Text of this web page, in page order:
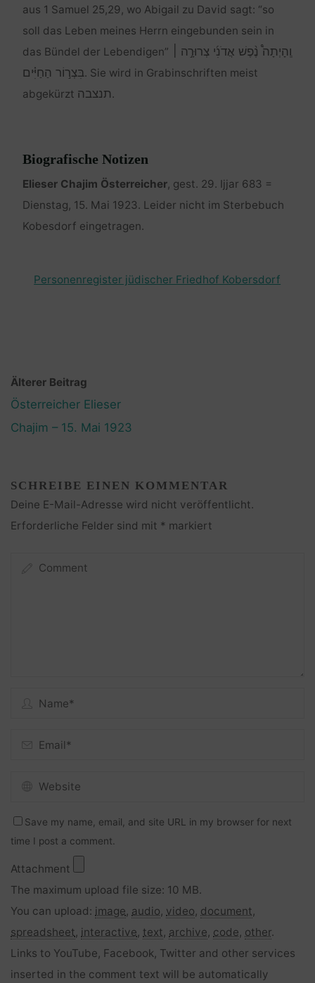
aus 1 Samuel 25,29, wo Abigail zu David sagt: “so
soll das Leben meines Herrn eingebunden sein in
das Bündel der Lebendigen”
וְֽהָיְתָה֩ נֶ֨פֶשׁ אֲדֹנִ֜י צְרוּרָ֣ה ׀
בִּצְר֣וֹר הַחַיִּ֗ים. Sie wird in Grabinschriften meist
abgekürzt תנצבה.
Biografische Notizen
Elieser Chajim Österreicher, gest. 29. Ijjar 683 =
Dienstag, 15. Mai 1923. Leider nicht im Sterbebuch
Kobesdorf eingetragen.
Personenregister jüdischer Friedhof Kobersdorf
Älterer Beitrag
Österreicher Elieser
Chajim – 15. Mai 1923
SCHREIBE EINEN KOMMENTAR
Deine E-Mail-Adresse wird nicht veröffentlicht.
Erforderliche Felder sind mit * markiert
Save my name, email, and site URL in my browser for next
time I post a comment.
Attachment
The maximum upload file size: 10 MB.
You can upload: image, audio, video, document,
spreadsheet, interactive, text, archive, code, other.
Links to YouTube, Facebook, Twitter and other services
inserted in the comment text will be automatically